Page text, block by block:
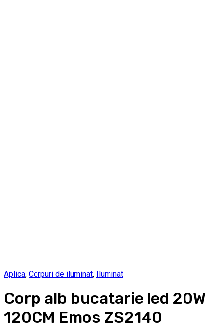
Aplica, Corpuri de iluminat, Iluminat
Corp alb bucatarie led 20W
120CM Emos ZS2140